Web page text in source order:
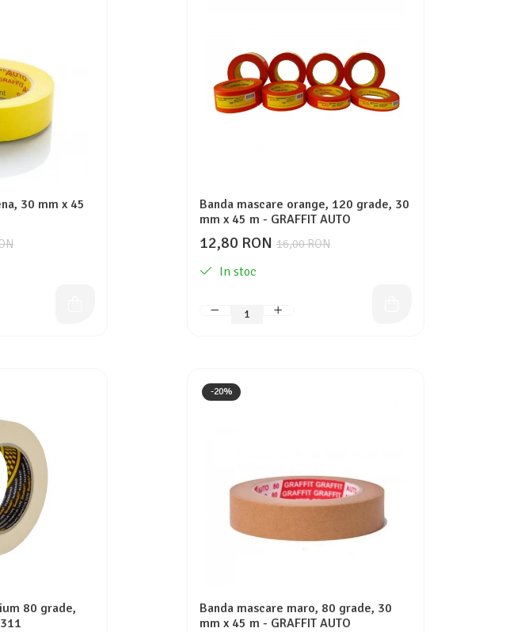
30 mm x 45
Banda mascare orange, 120 grade, 30
mm x 45 m - GRAFFIT AUTO
16,00 RON
12,80 RON
In stoc
80 grade,
-20%
Banda mascare maro, 80 grade, 30
mm x 45 m - GRAFFIT AUTO